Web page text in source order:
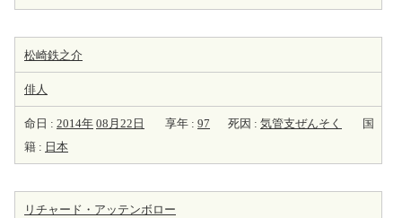
松崎鉄之介
俳人
命日 : 2014年 08月22日 享年 : 97 死因 : 気管支ぜんそく
国
籍 : 日本
リチャード・アッテンボロー